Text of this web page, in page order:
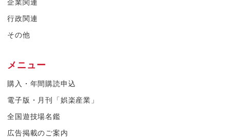
行政関連
その他
メニュー
購入・年間購読申込
電子版・月刊「娯楽産業」
全国遊技場名鑑
広告掲載のご案内